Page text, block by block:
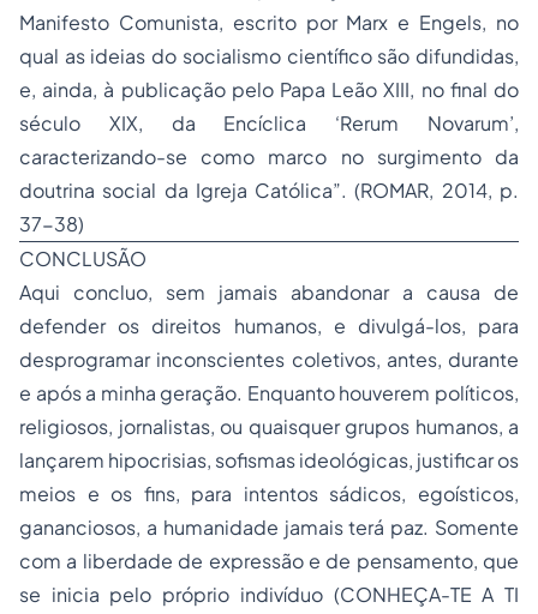
Manifesto Comunista, escrito por Marx e Engels, no
qual as ideias do socialismo científico são difundidas,
e, ainda, à publicação pelo Papa Leão XIII, no final do
século XIX, da Encíclica ‘Rerum Novarum’,
caracterizando-se como marco no surgimento da
doutrina social da Igreja Católica”. (ROMAR, 2014, p.
37-38)
CONCLUSÃO
Aqui concluo, sem jamais abandonar a causa de
defender os direitos humanos, e divulgá-los, para
desprogramar inconscientes coletivos, antes, durante
e após a minha geração. Enquanto houverem políticos,
religiosos, jornalistas, ou quaisquer grupos humanos, a
lançarem hipocrisias, sofismas ideológicas, justificar os
meios e os fins, para intentos sádicos, egoísticos,
gananciosos, a humanidade jamais terá paz. Somente
com a liberdade de expressão e de pensamento, que
se inicia pelo próprio indivíduo (CONHEÇA-TE A TI